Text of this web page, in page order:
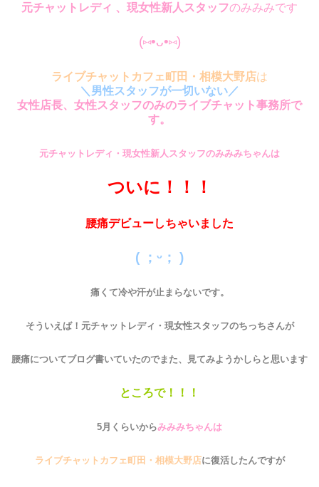
元チャットレディ 、現女性新人スタッフのみみみです
(⑅•ᴗ•⑅)
ライブチャットカフェ町田・相模大野店は
＼男性スタッフが一切いない／
女性店長、女性スタッフのみのライブチャット事務所で
す。
元チャットレディ・現女性新人スタッフのみみみちゃんは
ついに！！！
腰痛デビューしちゃいました
( ；ᵕ； )
痛くて冷や汗が止まらないです。
そういえば！元チャットレディ・現女性スタッフのちっちさんが
腰痛についてブログ書いていたのでまた、見てみようかしらと思います
ところで！！！
5月くらいからみみみちゃんは
ライブチャットカフェ町田・相模大野店に復活したんですが